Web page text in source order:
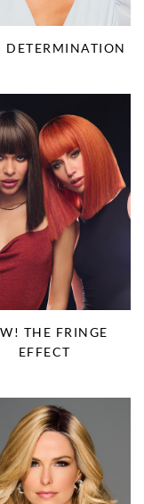
DETERMINATION
THE FRINGE
EFFECT